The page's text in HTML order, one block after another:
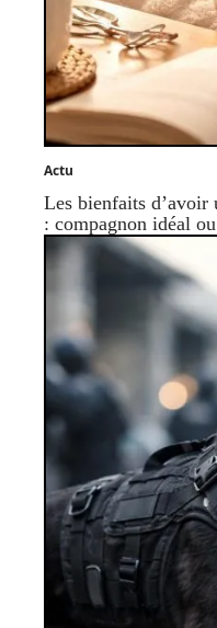
Actu
Les bienfaits
: compagnon idéal